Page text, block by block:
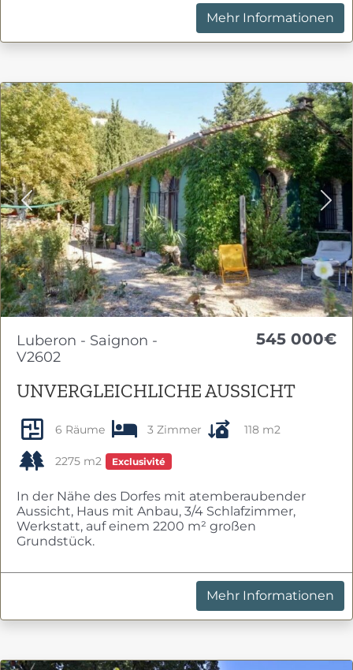
Mehr Informationen
Previous
Luberon - Saignon -
V2602
545 000€
UNVERGLEICHLICHE AUSSICHT
6 Räume 3 Zimmer 118 m2
2275 m2 Exclusivité
In der Nähe des Dorfes mit atemberaubender
Aussicht, Haus mit Anbau, 3/4 Schlafzimmer,
Werkstatt, auf einem 2200 m² großen
Grundstück.
Mehr Informationen